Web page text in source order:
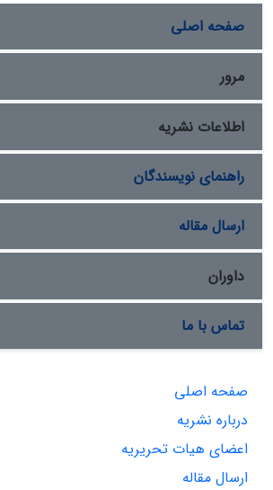
صفحه اصلی
مرور
اطلاعات نشریه
راهنمای نویسندگان
ارسال مقاله
داوران
تماس با ما
صفحه اصلی
درباره نشریه
اعضای هیات تحریریه
ارسال مقاله